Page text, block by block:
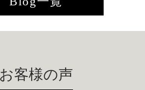
お客様の声